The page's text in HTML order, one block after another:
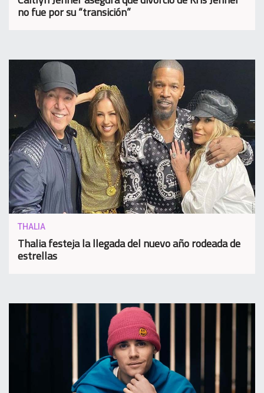
no fue por su “transición”
THALIA
Thalia festeja la llegada del nuevo año rodeada de
estrellas